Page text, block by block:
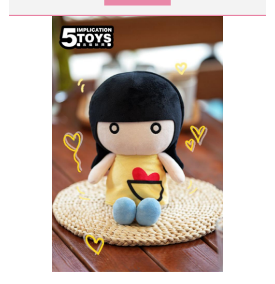
animados Garfield.
Fabricado conmateriales de felpa suaves y
agradables para la piel, este juguete de
peluche de 16 cm ofrece una sensación de
equilibrio entre estructura y suavidad, lo que lo
hace adecuado para
el juego diario, la
coleccionismo y la exhibición .
Diseñado para los fanáticos de los juguetes de
peluche de dibujos animados, funciona
igualmente bien como unanimal de peluche
para niños o como un peluche coleccionable
de personajes.